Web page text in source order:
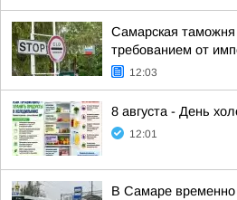
Самарская
требованием от
12:03
8 августа - День
12:01
В Самаре